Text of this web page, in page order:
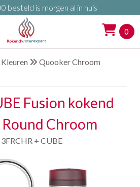
besteld is morgen al in huis
0
Quooker Chroom
Fusion kokend
Chroom
+ CUBE